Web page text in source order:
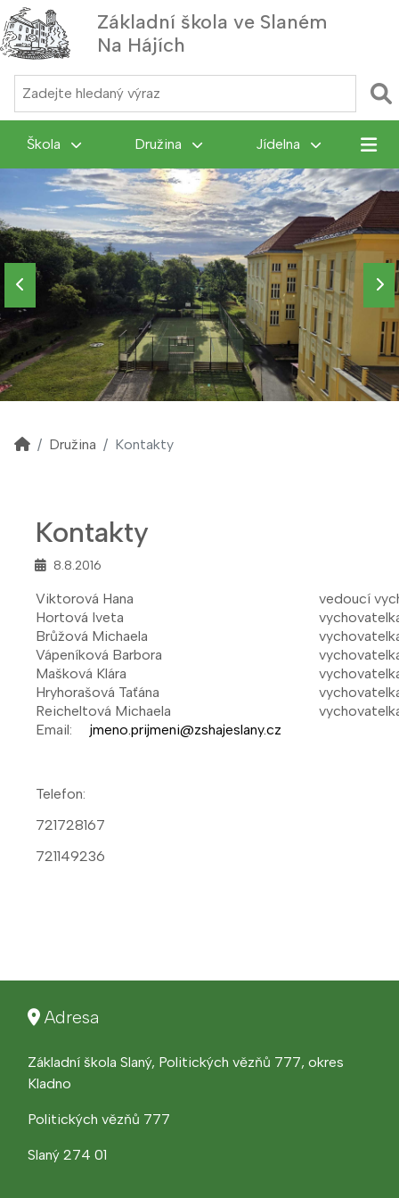
Základní škola ve Slaném
Na Hájích
Škola Družina Jídelna
Družina Kontakty
Kontakty
8.8.2016
Viktorová Hana
vedoucí
Hortová Iveta
Brůžová Michaela
Vápeníková Barbora
Mašková Klára
Hryhorašová Taťána
Reicheltová Michaela
Email:
jmeno.prijmeni@zshajeslany.cz
Telefon:
721728167
721149236
Adresa
Základní škola Slaný, Politických vězňů 777, okres
Kladno
Politických vězňů 777
Slaný 274 01